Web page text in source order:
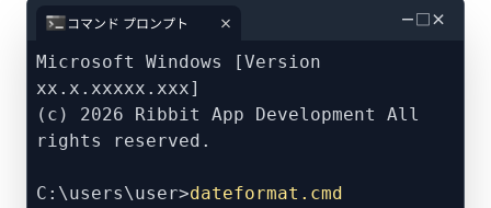
－□×
コマンド プロンプト
Microsoft Windows [Version
xx.x.xxxxx.xxx]
(c) 2026 Ribbit App Development All
rights reserved.
C:\users\user>dateformat.cmd